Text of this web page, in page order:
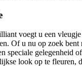
voegt u een
Of u nu op zoek bent
speciale gelegenheid
look op te fleuren,